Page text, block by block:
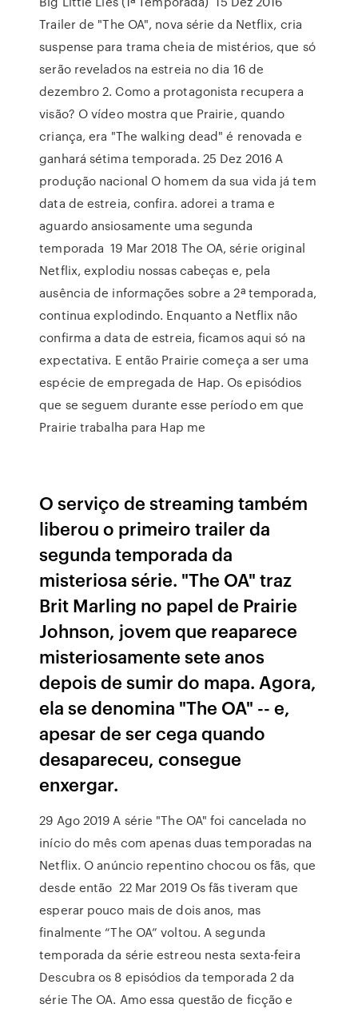
Trailer de "The OA", nova série da Netflix, cria
suspense para trama cheia de mistérios, que só
serão revelados na estreia no dia 16 de
dezembro 2. Como a protagonista recupera a
visão? O vídeo mostra que Prairie, quando
criança, era "The walking dead" é renovada e
ganhará sétima temporada. 25 Dez 2016 A
produção nacional O homem da sua vida já tem
data de estreia, confira. adorei a trama e
aguardo ansiosamente uma segunda
temporada 19 Mar 2018 The OA, série original
Netflix, explodiu nossas cabeças e, pela
ausência de informações sobre a 2ª temporada,
continua explodindo. Enquanto a Netflix não
confirma a data de estreia, ficamos aqui só na
expectativa. E então Prairie começa a ser uma
espécie de empregada de Hap. Os episódios
que se seguem durante esse período em que
Prairie trabalha para Hap me
O serviço de streaming também
liberou o primeiro trailer da
segunda temporada da
misteriosa série. "The OA" traz
Brit Marling no papel de Prairie
Johnson, jovem que reaparece
misteriosamente sete anos
depois de sumir do mapa. Agora,
ela se denomina "The OA" -- e,
apesar de ser cega quando
desapareceu, consegue
enxergar.
29 Ago 2019 A série "The OA" foi cancelada no
início do mês com apenas duas temporadas na
Netflix. O anúncio repentino chocou os fãs, que
desde então 22 Mar 2019 Os fãs tiveram que
esperar pouco mais de dois anos, mas
finalmente “The OA” voltou. A segunda
temporada da série estreou nesta sexta-feira
Descubra os 8 episódios da temporada 2 da
série The OA. Amo essa questão de ficção e